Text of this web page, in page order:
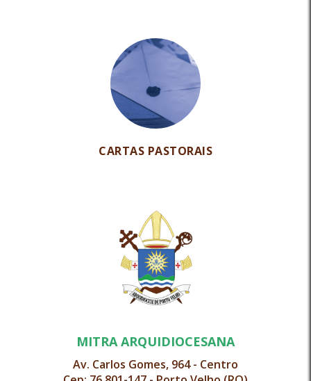
CARTAS PASTORAIS
MITRA ARQUIDIOCESANA
Av. Carlos Gomes, 964 - Centro